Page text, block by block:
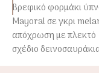
Βρεφικό φορμάκι
Mayoral σε γκρι
απόχρωση με πλεκτό
σχέδιο